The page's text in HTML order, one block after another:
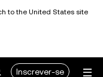
to the United States site
Inscrever-se